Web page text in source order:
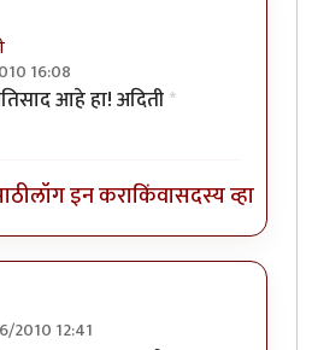
16:08
byNile
आहे हा! अदिती*
लॉग इन कराकिंवासदस्य व्हा
2010 12:41